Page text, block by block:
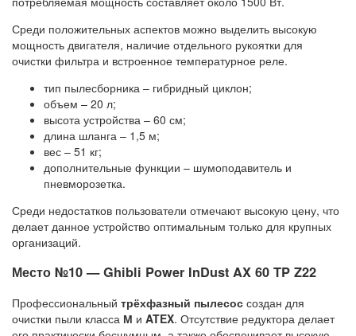
Среди положительных аспектов можно выделить высокую
мощность двигателя, наличие отдельного рукоятки для
очистки фильтра и встроенное температурное реле.
тип пылесборника – гибридный циклон;
объем – 20 л;
высота устройства – 60 см;
длина шланга – 1,5 м;
вес – 51 кг;
дополнительные функции – шумоподавитель и
пневморозетка.
Среди недостатков пользователи отмечают высокую цену, что
делает данное устройство оптимальным только для крупных
организаций.
Место №10 — Ghibli Power InDust AX 60 TP Z22
Профессиональный трёхфазный пылесос создан для
очистки пыли класса М и ATEX. Отсутствие редуктора делает